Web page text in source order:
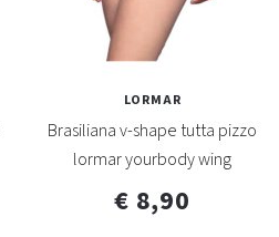
LORMAR
Brasiliana v-shape tutta pizzo
lormar yourbody wing
€ 8,90